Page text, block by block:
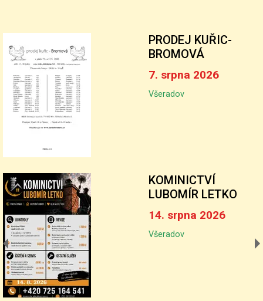
PRODEJ KUŘIC-
BROMOVÁ
7. srpna 2026
Všeradov
KOMINICTVÍ
LUBOMÍR LETKO
14. srpna 2026
Všeradov